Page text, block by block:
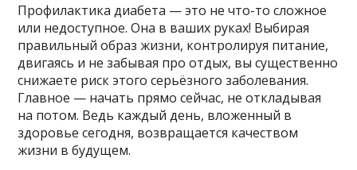
Профилактика диабета — это не что-то сложное
или недоступное. Она в ваших руках! Выбирая
правильный образ жизни, контролируя питание,
двигаясь и не забывая про отдых, вы существенно
снижаете риск этого серьёзного заболевания.
Главное — начать прямо сейчас, не откладывая
на потом. Ведь каждый день, вложенный в
здоровье сегодня, возвращается качеством
жизни в будущем.